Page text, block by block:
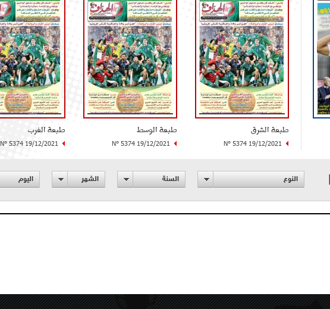
طبعة الشرق
N° 5374 19/12/2021
طبعة الوسط
N° 5374 19/12/2021
طبعة الغرب
N° 5374 19/12/2021
النوع السنة الشهر اليوم